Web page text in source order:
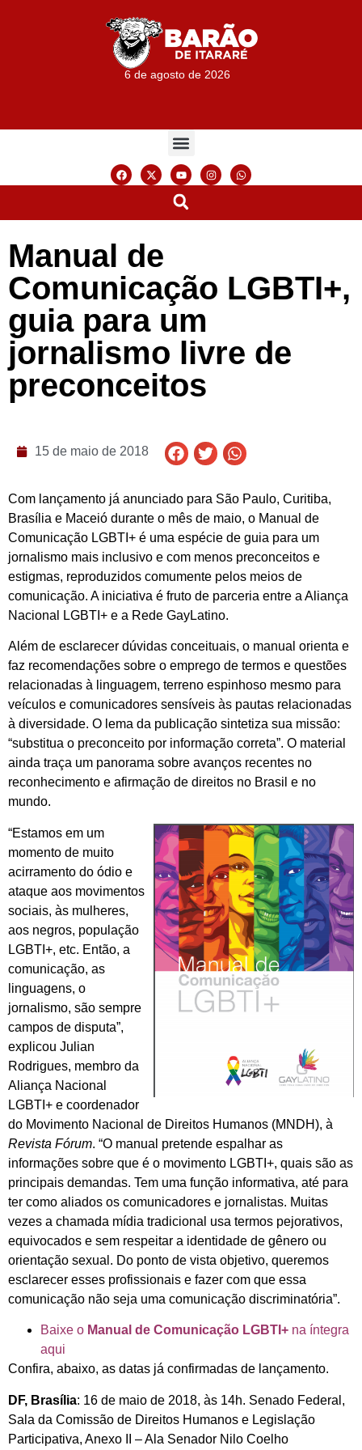
6 de agosto de 2026
Manual de
Comunicação LGBTI+,
guia para um
jornalismo livre de
preconceitos
15 de maio de 2018
Com lançamento já anunciado para São Paulo, Curitiba,
Brasília e Maceió durante o mês de maio, o Manual de
Comunicação LGBTI+ é uma espécie de guia para um
jornalismo mais inclusivo e com menos preconceitos e
estigmas, reproduzidos comumente pelos meios de
comunicação. A iniciativa é fruto de parceria entre a Aliança
Nacional LGBTI+ e a Rede GayLatino.
Além de esclarecer dúvidas conceituais, o manual orienta e
faz recomendações sobre o emprego de termos e questões
relacionadas à linguagem, terreno espinhoso mesmo para
veículos e comunicadores sensíveis às pautas relacionadas
à diversidade. O lema da publicação sintetiza sua missão:
“substitua o preconceito por informação correta”. O material
ainda traça um panorama sobre avanços recentes no
reconhecimento e afirmação de direitos no Brasil e no
mundo.
“Estamos em um
momento de muito
acirramento do ódio e
ataque aos movimentos
sociais, às mulheres,
aos negros, população
LGBTI+, etc. Então, a
comunicação, as
linguagens, o
jornalismo, são sempre
campos de disputa”,
explicou Julian
Rodrigues, membro da
Aliança Nacional
LGBTI+ e coordenador
do Movimento Nacional de Direitos Humanos (MNDH), à
Revista Fórum. “O manual pretende espalhar as
informações sobre que é o movimento LGBTI+, quais são as
principais demandas. Tem uma função informativa, até para
ter como aliados os comunicadores e jornalistas. Muitas
vezes a chamada mídia tradicional usa termos pejorativos,
equivocados e sem respeitar a identidade de gênero ou
orientação sexual. Do ponto de vista objetivo, queremos
esclarecer esses profissionais e fazer com que essa
comunicação não seja uma comunicação discriminatória”.
Baixe o Manual de Comunicação LGBTI+ na íntegra
aqui
Confira, abaixo, as datas já confirmadas de lançamento.
DF, Brasília: 16 de maio de 2018, às 14h. Senado Federal,
Sala da Comissão de Direitos Humanos e Legislação
Participativa, Anexo II – Ala Senador Nilo Coelho